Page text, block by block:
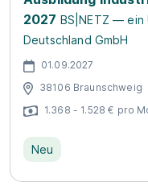
2027 BS|NETZ — ein
Deutschland GmbH
01.09.2027
38106 Braunschweig
1.368 - 1.528 € pro
Neu